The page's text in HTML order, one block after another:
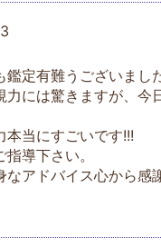
定有難うございました
力には驚きますが、今
本当にすごいです!!!
導下さい。
なアドバイス心から感